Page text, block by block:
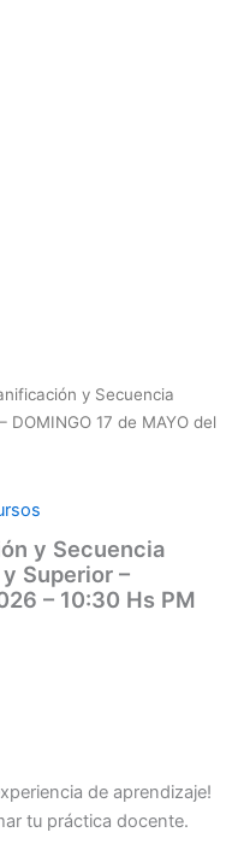
y Secuencia
17 de MAYO del
y Secuencia
Superior –
– 10:30 Hs PM
de aprendizaje!
tu práctica docente.